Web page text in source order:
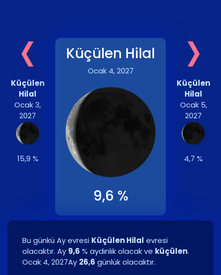
‹
Küçülen
Hilal
Ocak 3,
2027
15,9 %
Küçülen Hilal
Ocak 4, 2027
9,6 %
›
Küçülen
Hilal
Ocak 5,
2027
4,7 %
Bu günkü Ay evresi Küçülen Hilal evresi
olacaktır. Ay 9,6 % aydınlık olacak ve küçülen.
Ocak 4, 2027Ay 26,6 günlük olacaktır.